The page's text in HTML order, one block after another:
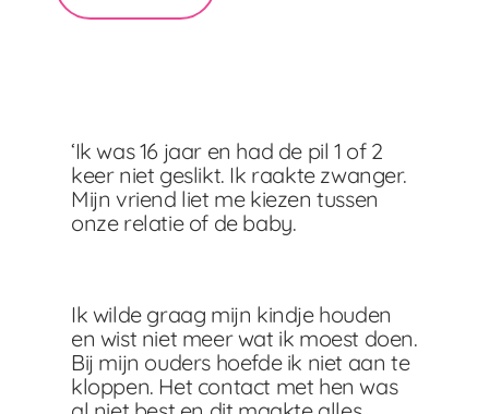
‘Ik was 16 jaar en had de pil 1 of 2
keer niet geslikt. Ik raakte zwanger.
Mijn vriend liet me kiezen tussen
onze relatie of de baby.
Ik wilde graag mijn kindje houden
en wist niet meer wat ik moest doen.
Bij mijn ouders hoefde ik niet aan te
kloppen. Het contact met hen was